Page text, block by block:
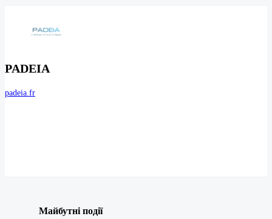
PADEIA
padeia.fr
Майбутні події